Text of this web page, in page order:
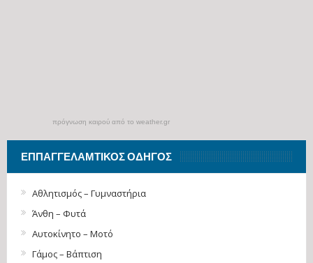
πρόγνωση καιρού από το weather.gr
ΕΠΠΑΓΓΕΛΑΜΤΙΚΌΣ ΟΔΗΓΌΣ
Αθλητισμός – Γυμναστήρια
Άνθη – Φυτά
Αυτοκίνητο – Μοτό
Γάμος – Βάπτιση